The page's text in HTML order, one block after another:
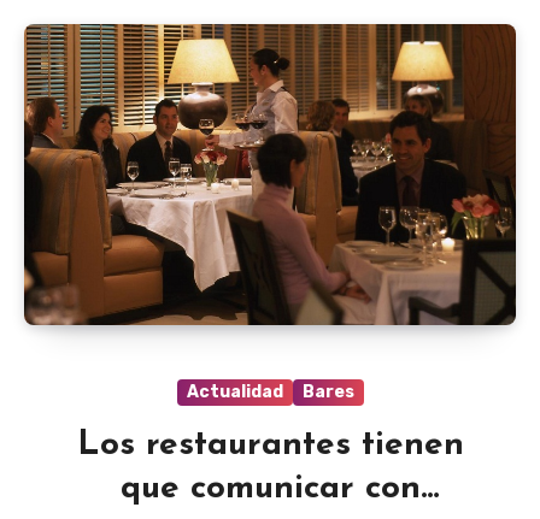
Actualidad Bares
Los restaurantes tienen
que comunicar con